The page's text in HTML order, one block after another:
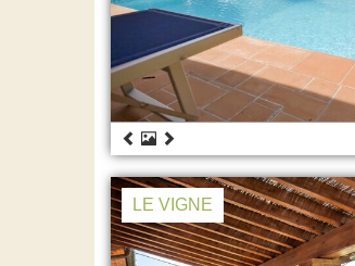
LE VIGNE